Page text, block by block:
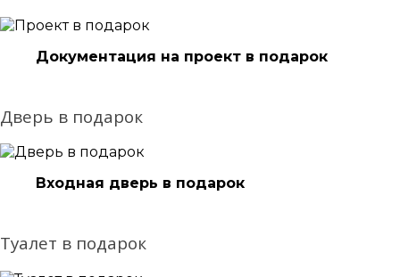
Документация на проект в подарок
Дверь в подарок
Входная дверь в подарок
Туалет в подарок